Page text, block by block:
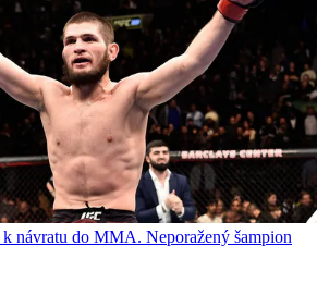
návratu do MMA. Neporažený šampion